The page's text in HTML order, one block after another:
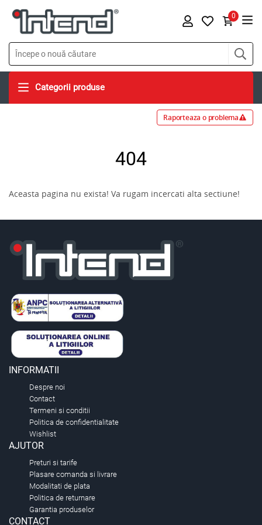
0
Categorii produse
Raporteaza o problema
404
Aceasta pagina nu exista! Va rugam incercati alta sectiune!
INFORMATII
Despre noi
Contact
Termeni si conditii
Politica de confidentialitate
Wishlist
AJUTOR
Preturi si tarife
Plasare comanda si livrare
Modalitati de plata
Politica de returnare
Garantia produselor
CONTACT